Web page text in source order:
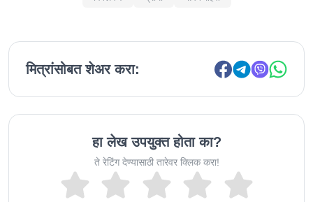
मित्रांसोबत शेअर करा:
हा लेख उपयुक्त होता का?
ते रेटिंग देण्यासाठी तारेवर क्लिक करा!